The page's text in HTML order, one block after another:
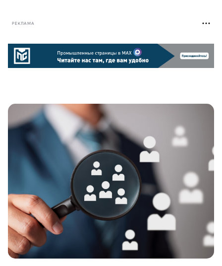
РЕКЛАМА